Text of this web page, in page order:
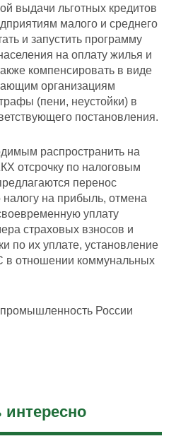
выдачи льготных кредитов
малого и среднего
и запустить программу
на оплату жилья и
компенсировать в виде
организациям
(пени, неустойки) в
постановления.
распространить на
отсрочку по налоговым
перенос
на прибыль, отмена
уплату
страховых взносов и
по их уплате, установление
в отношении коммунальных
промышленность России